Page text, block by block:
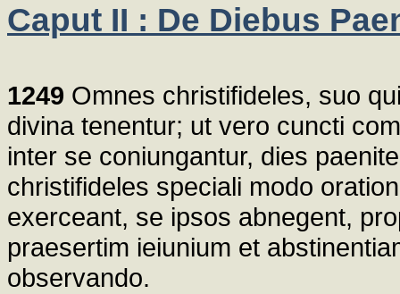
Caput II : De Diebus
1249 Omnes christifideles, suo
divina tenentur; ut vero cuncti
inter se coniungantur, dies
christifideles speciali modo
exerceant, se ipsos abnegent,
praesertim ieiunium et
observando.